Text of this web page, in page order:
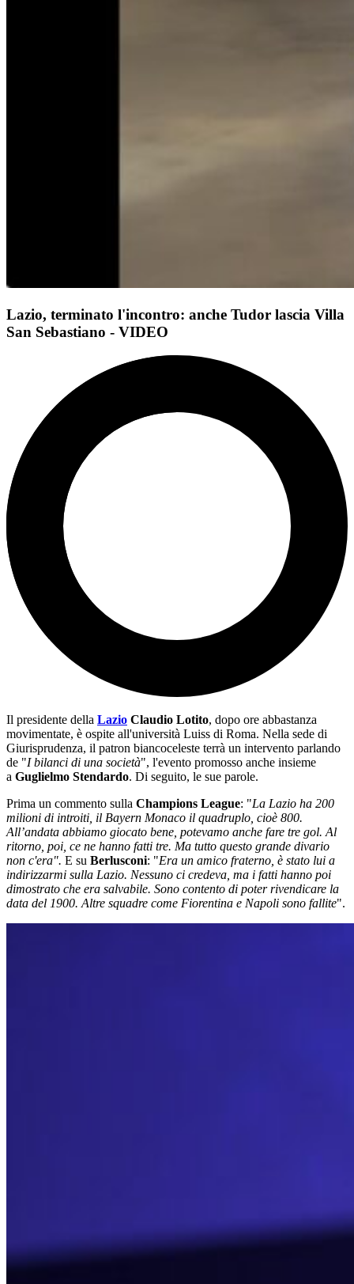
Lazio, terminato l'incontro: anche Tudor lascia Villa
San Sebastiano - VIDEO
Il presidente della Lazio Claudio Lotito, dopo ore abbastanza
movimentate, è ospite all'università Luiss di Roma. Nella sede di
Giurisprudenza, il patron biancoceleste terrà un intervento parlando
de "I bilanci di una società", l'evento promosso anche insieme
a Guglielmo Stendardo. Di seguito, le sue parole.
Prima un commento sulla Champions League: "La Lazio ha 200
milioni di introiti, il Bayern Monaco il quadruplo, cioè 800.
All’andata abbiamo giocato bene, potevamo anche fare tre gol. Al
ritorno, poi, ce ne hanno fatti tre. Ma tutto questo grande divario
non c'era". E su Berlusconi: "Era un amico fraterno, è stato lui a
indirizzarmi sulla Lazio. Nessuno ci credeva, ma i fatti hanno poi
dimostrato che era salvabile. Sono contento di poter rivendicare la
data del 1900. Altre squadre come Fiorentina e Napoli sono fallite".